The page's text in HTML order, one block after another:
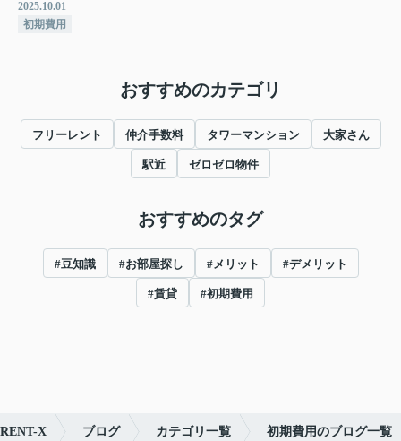
2025.10.01
初期費用
おすすめのカテゴリ
フリーレント 仲介手数料 タワーマンション 大家さん
駅近 ゼロゼロ物件
おすすめのタグ
#豆知識 #お部屋探し #メリット #デメリット
#賃貸 #初期費用
X ブログ カテゴリ一覧 初期費用のブログ一覧